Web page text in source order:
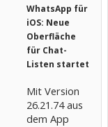
WhatsApp für
iOS: Neue
Oberfläche
für Chat-
Listen startet
Mit Version
26.21.74 aus
dem App